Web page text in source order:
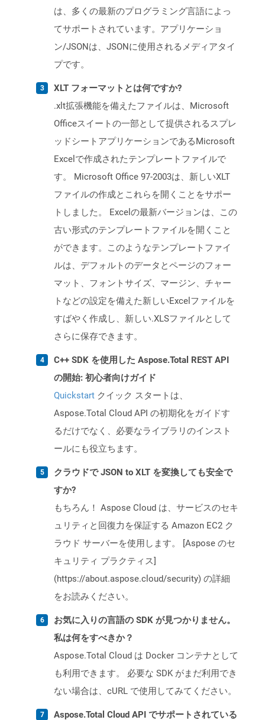
は、多くの最新のプログラミング言語によっ
てサポートされています。アプリケーショ
ン/JSONは、JSONに使用されるメディアタイ
プです。
XLT フォーマットとは何ですか?
.xlt拡張機能を備えたファイルは、Microsoft
Officeスイートの一部として提供されるスプレ
ッドシートアプリケーションであるMicrosoft
Excelで作成されたテンプレートファイルで
す。 Microsoft Office 97-2003は、新しいXLT
ファイルの作成とこれらを開くことをサポー
トしました。 Excelの最新バージョンは、この
古い形式のテンプレートファイルを開くこと
ができます。このようなテンプレートファイ
ルは、デフォルトのデータとページのフォー
マット、フォントサイズ、マージン、チャー
トなどの設定を備えた新しいExcelファイルを
すばやく作成し、新しい.XLSファイルとして
さらに保存できます。
C++ SDK を使用した Aspose.Total REST API
の開始: 初心者向けガイド
Quickstart クイック スタートは、
Aspose.Total Cloud API の初期化をガイドす
るだけでなく、必要なライブラリのインスト
ールにも役立ちます。
クラウドで JSON to XLT を変換しても安全で
すか?
もちろん！ Aspose Cloud は、サービスのセキ
ュリティと回復力を保証する Amazon EC2 ク
ラウド サーバーを使用します。 [Aspose のセ
キュリティ プラクティス]
(https://about.aspose.cloud/security) の詳細
をお読みください。
お気に入りの言語の SDK が見つかりません。
私は何をすべきか？
Aspose.Total Cloud は Docker コンテナとして
も利用できます。 必要な SDK がまだ利用でき
ない場合は、cURL で使用してみてください。
Aspose.Total Cloud API でサポートされている